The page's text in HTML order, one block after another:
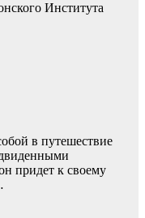
Института
в путешествие
придет к своему